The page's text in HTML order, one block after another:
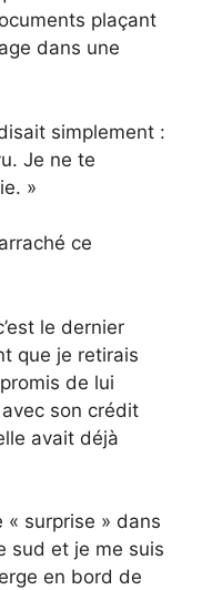
plaçant
dans une
simplement :
Je ne te
»
ce
le dernier
que je retirais
de lui
son crédit
avait déjà
surprise » dans
sud et je me suis
en bord de